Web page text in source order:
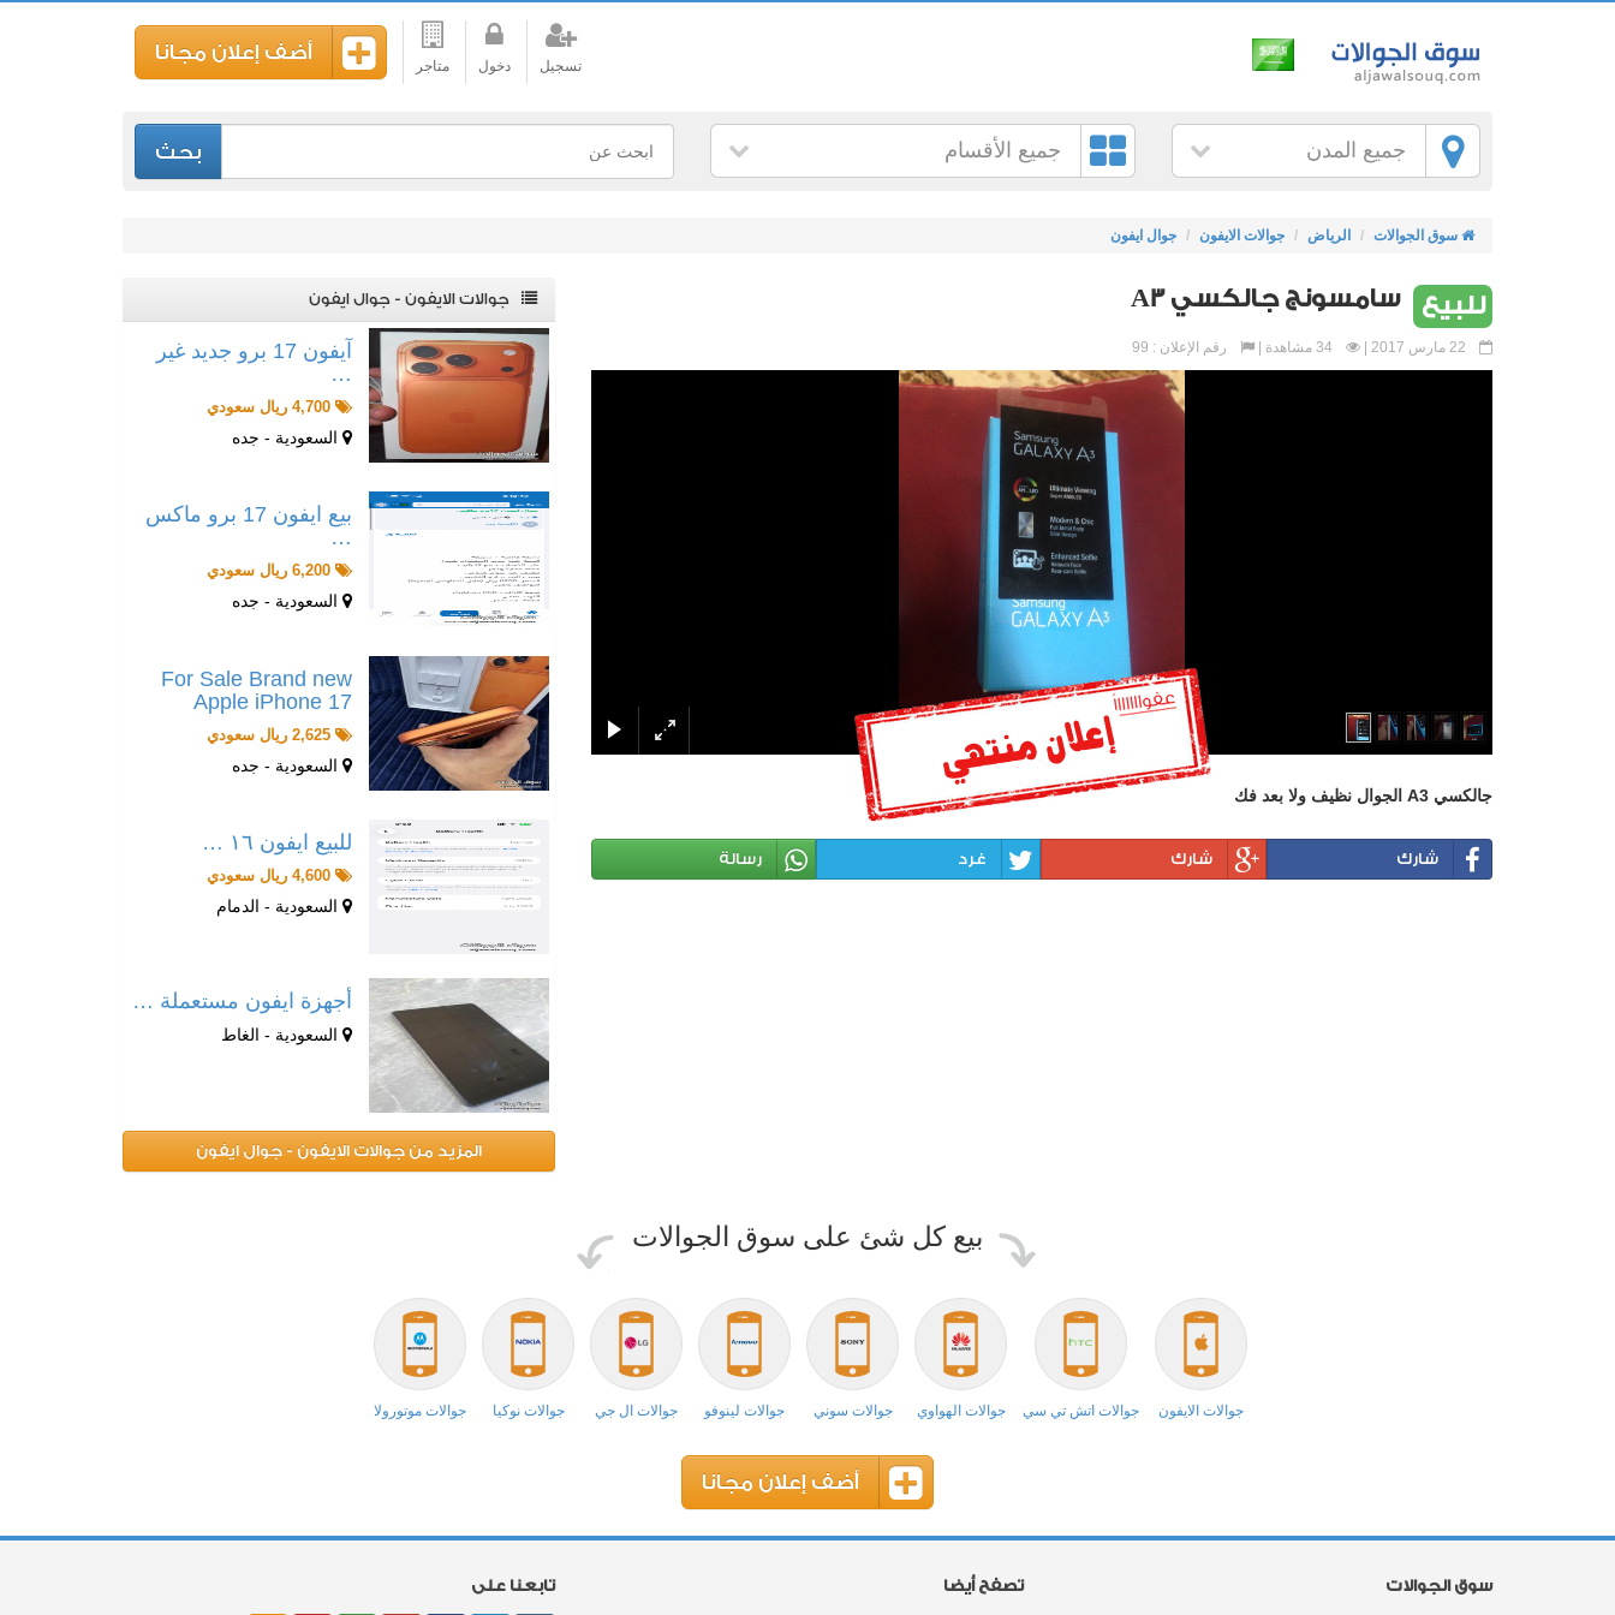
تسجيل دخول متاجر
أضف إعلان مجانا
جميع المدن جميع الأقسام بحث
سوق الجوالات الرياض جوالات الايفون جوال ايفون
للبيع سامسونج جالكسي A3
رقم الإعلان : 99
جالكسي A3 الجوال نظيف ولا بعد فك
شارك شارك غرد رسالة
جوالات الايفون - جوال ايفون
آيفون 17 برو جديد غير
…
4,700 ريال سعودي
السعودية - جده
بيع ايفون 17 برو ماكس
…
6,200 ريال سعودي
السعودية - جده
For Sale Brand new
Apple iPhone 17
2,625 ريال سعودي
السعودية - جده
للبيع ايفون ١٦ …
4,600 ريال سعودي
السعودية - الدمام
أجهزة ايفون مستعملة …
السعودية - الغاط
المزيد من جوالات الايفون - جوال ايفون
بيع كل شئ على سوق الجوالات
جوالات الايفون جوالات اتش تي سي جوالات الهواوي جوالات سوني جوالات لينوفو جوالات ال جي جوالات نوكيا جوالات موتورولا
أضف إعلان مجانا
سوق الجوالات تصفح أيضا تابعنا على